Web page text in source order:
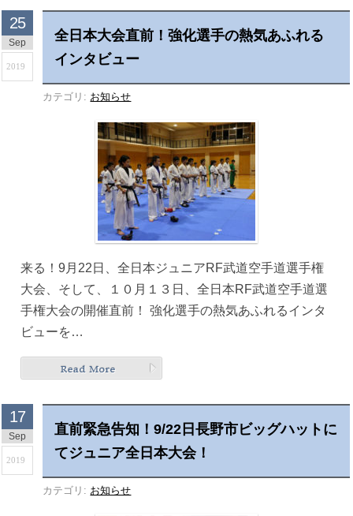
全日本大会直前！強化選手の熱気あふれる
インタビュー
25
Sep
2019
カテゴリ: お知らせ
来る！9月22日、全日本ジュニアRF武道空手道選手権
大会、そして、１０月１３日、全日本RF武道空手道選
手権大会の開催直前！ 強化選手の熱気あふれるインタ
ビューを…
直前緊急告知！9/22日長野市ビッグハットに
てジュニア全日本大会！
17
Sep
2019
カテゴリ: お知らせ